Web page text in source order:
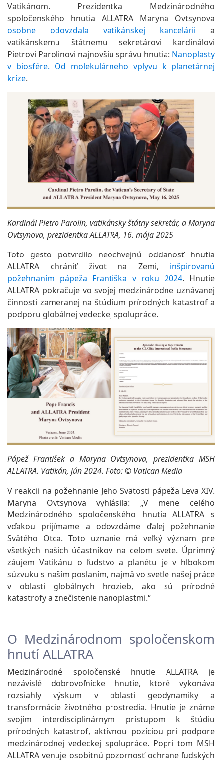
Vatikánom. Prezidentka Medzinárodného
spoločenského hnutia ALLATRA Maryna Ovtsynova
osobne odovzdala vatikánskej kancelárii a
vatikánskemu štátnemu sekretárovi kardinálovi
Pietrovi Parolinovi najnovšiu správu hnutia: Nanoplasty
v biosfére. Od molekulárneho vplyvu k planetárnej
kríze.
Kardinál Pietro Parolin, vatikánsky štátny sekretár, a Maryna
Ovtsynova, prezidentka ALLATRA, 16. mája 2025
Toto gesto potvrdilo neochvejnú oddanosť hnutia
ALLATRA chrániť život na Zemi, inšpirovanú
požehnaním pápeža Františka v roku 2024. Hnutie
ALLATRA pokračuje vo svojej medzinárodne uznávanej
činnosti zameranej na štúdium prírodných katastrof a
podporu globálnej vedeckej spolupráce.
Pápež František a Maryna Ovtsynova, prezidentka MSH
ALLATRA. Vatikán, jún 2024. Foto: © Vatican Media
V reakcii na požehnanie Jeho Svätosti pápeža Leva XIV.
Maryna Ovtsynova vyhlásila: „V mene celého
Medzinárodného spoločenského hnutia ALLATRA s
vďakou prijímame a odovzdáme ďalej požehnanie
Svätého Otca. Toto uznanie má veľký význam pre
všetkých našich účastníkov na celom svete. Úprimný
záujem Vatikánu o ľudstvo a planétu je v hlbokom
súzvuku s naším poslaním, najmä vo svetle našej práce
v oblasti globálnych hrozieb, ako sú prírodné
katastrofy a znečistenie nanoplastmi.“
O Medzinárodnom spoločenskom
hnutí ALLATRA
Medzinárodné spoločenské hnutie ALLATRA je
nezávislé dobrovoľnícke hnutie, ktoré vykonáva
rozsiahly výskum v oblasti geodynamiky a
transformácie životného prostredia. Hnutie je známe
svojím interdisciplinárnym prístupom k štúdiu
prírodných katastrof, aktívnou pozíciou pri podpore
medzinárodnej vedeckej spolupráce. Popri tom MSH
ALLATRA venuje osobitnú pozornosť ochrane ľudských